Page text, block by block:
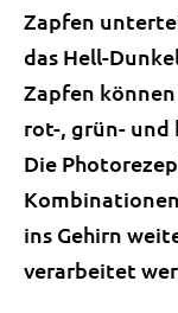
Zapfen
das Hell-
Zapfen
rot-, grün- und
Die
ins Gehirn
verarbeitet